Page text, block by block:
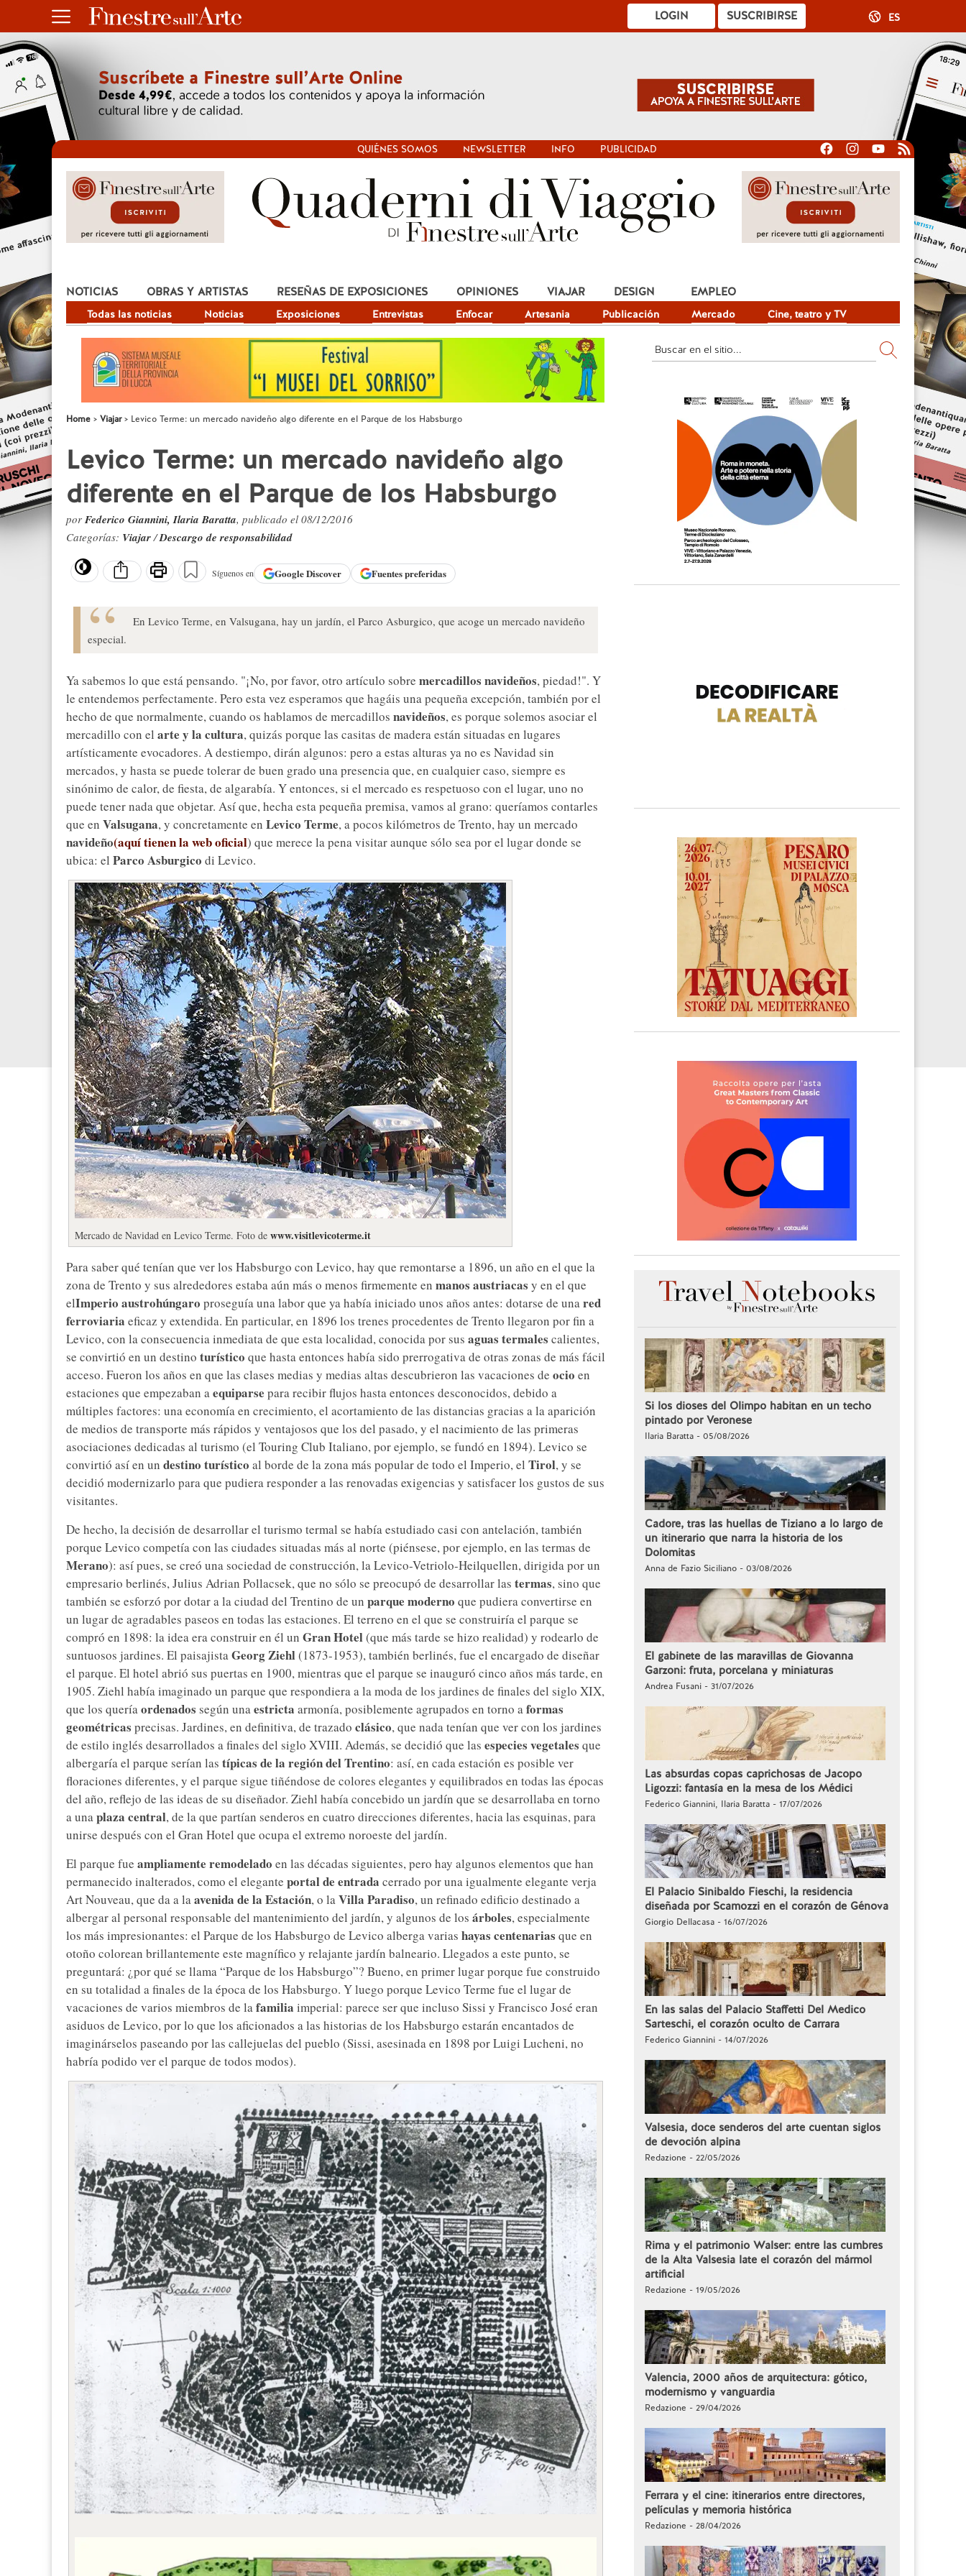
SUSCRIBIRSE
LOGIN ES
QUIÉNES SOMOS NEWSLETTER INFO PUBLICIDAD
NOTICIAS
Todas las noticias Noticias Exposiciones Entrevistas Enfocar Artesania Publicación Mercado Cine, teatro y TV
OBRAS Y ARTISTAS RESEÑAS DE EXPOSICIONES OPINIONES VIAJAR DESIGN EMPLEO
Home Viajar Levico Terme: un mercado navideño algo diferente en el Parque de los Habsburgo
Levico Terme: un mercado navideño algo
diferente en el Parque de los Habsburgo
por Federico Giannini, Ilaria Baratta, publicado el 08/12/2016
Categorías: Viajar/Descargo de responsabilidad
Síguenos en GoogleDiscover Fuentes preferidas
En Levico Terme, en Valsugana, hay un jardín, el Parco Asburgico, que acoge un mercado navideño
especial.
Ya sabemos lo que está pensando. "¡No, por favor, otro artículo sobre mercadillos navideños, piedad!". Y
le entendemos perfectamente. Pero esta vez esperamos que hagáis una pequeña excepción, también por el
hecho de que normalmente, cuando os hablamos de mercadillos navideños, es porque solemos asociar el
mercadillo con el arte y la cultura, quizás porque las casitas de madera están situadas en lugares
artísticamente evocadores. A destiempo, dirán algunos: pero a estas alturas ya no es Navidad sin
mercados, y hasta se puede tolerar de buen grado una presencia que, en cualquier caso, siempre es
sinónimo de calor, de fiesta, de algarabía. Y entonces, si el mercado es respetuoso con el lugar, uno no
puede tener nada que objetar. Así que, hecha esta pequeña premisa, vamos al grano: queríamos contarles
que en Valsugana, y concretamente en Levico Terme, a pocos kilómetros de Trento, hay un mercado
navideño(aquí tienen la web oficial) que merece la pena visitar aunque sólo sea por el lugar donde se
ubica: el Parco Asburgico di Levico.
Mercado de Navidad en Levico Terme. Foto de www.visitlevicoterme.it
Para saber qué tenían que ver los Habsburgo con Levico, hay que remontarse a 1896, un año en el que la
zona de Trento y sus alrededores estaba aún más o menos firmemente en manos austriacas y en el que
elImperio austrohúngaro proseguía una labor que ya había iniciado unos años antes: dotarse de unared
ferroviaria eficaz y extendida. En particular, en 1896 los trenes procedentes de Trento llegaron por fin a
Levico, con la consecuencia inmediata de que esta localidad, conocida por sus aguas termales calientes,
se convirtió en un destino turístico que hasta entonces había sido prerrogativa de otras zonas de más fácil
acceso. Fueron los años en que las clases medias y medias altas descubrieron las vacaciones de ocio en
estaciones que empezaban aequiparse para recibir flujos hasta entonces desconocidos, debido a
múltiples factores: una economía en crecimiento, el acortamiento de las distancias gracias a la aparición
de medios de transporte más rápidos y ventajosos que los del pasado, y el nacimiento de las primeras
asociaciones dedicadas al turismo (el Touring Club Italiano, por ejemplo, se fundó en 1894). Levico se
convirtió así en un destino turístico al borde de la zona más popular de todo el Imperio, el Tirol, y se
decidió modernizarlo para que pudiera responder a las renovadas exigencias y satisfacer los gustos de sus
visitantes.
De hecho, la decisión de desarrollar el turismo termal se había estudiado casi con antelación, también
porque Levico competía con las ciudades situadas más al norte (piénsese, por ejemplo, en las termas de
Merano): así pues, se creó una sociedad de construcción, la Levico-Vetriolo-Heilquellen, dirigida por un
empresario berlinés, Julius Adrian Pollacsek, que no sólo se preocupó de desarrollar las termas, sino que
también se esforzó por dotar a la ciudad del Trentino de un parque moderno que pudiera convertirse en
un lugar de agradables paseos en todas las estaciones. El terreno en el que se construiría el parque se
compró en 1898: la idea era construir en él un Gran Hotel(que más tarde se hizo realidad) y rodearlo de
suntuosos jardines. El paisajistaGeorg Ziehl(1873-1953), también berlinés, fue el encargado de diseñar
el parque. El hotel abrió sus puertas en 1900, mientras que el parque se inauguró cinco años más tarde, en
1905. Ziehl había imaginado un parque que respondiera a la moda de los jardines de finales del siglo XIX,
que los queríaordenados según unaestricta armonía, posiblemente agrupados en torno aformas
geométricas precisas. Jardines, en definitiva, de trazado clásico, que nada tenían que ver con los jardines
de estilo inglés desarrollados a finales del siglo XVIII. Además, se decidió que las especies vegetales que
albergaría el parque serían las típicas de la región del Trentino: así, en cada estación es posible ver
floraciones diferentes, y el parque sigue tiñéndose de colores elegantes y equilibrados en todas las épocas
del año, reflejo de las ideas de su diseñador. Ziehl había concebido un jardín que se desarrollaba en torno
a unaplaza central, de la que partían senderos en cuatro direcciones diferentes, hacia las esquinas, para
unirse después con el Gran Hotel que ocupa el extremo noroeste del jardín.
El parque fue ampliamente remodelado en las décadas siguientes, pero hay algunos elementos que han
permanecido inalterados, como el elegante portal de entrada cerrado por una igualmente elegante verja
Art Nouveau, que da a laavenida de la Estación, o laVilla Paradiso, un refinado edificio destinado a
albergar al personal responsable del mantenimiento del jardín, y algunos de los árboles, especialmente
los más impresionantes: el Parque de los Habsburgo de Levico alberga varias hayas centenarias que en
otoño colorean brillantemente este magnífico y relajante jardín balneario. Llegados a este punto, se
preguntará: ¿por qué se llama “Parque de los Habsburgo”? Bueno, en primer lugar porque fue construido
en su totalidad a finales de la época de los Habsburgo. Y luego porque Levico Terme fue el lugar de
vacaciones de varios miembros de lafamilia imperial: parece ser que incluso Sissi y Francisco José eran
asiduos de Levico, por lo que los aficionados a las historias de los Habsburgo estarán encantados de
imaginárselos paseando por las callejuelas del pueblo (Sissi, asesinada en 1898 por Luigi Lucheni, no
habría podido ver el parque de todos modos).
Si los dioses del Olimpo habitan en un techo
pintado por Veronese
Ilaria Baratta - 05/08/2026
Cadore, tras las huellas de Tiziano a lo largo de
un itinerario que narra la historia de los
Dolomitas
Anna de Fazio Siciliano - 03/08/2026
El gabinete de las maravillas de Giovanna
Garzoni: fruta, porcelana y miniaturas
Andrea Fusani - 31/07/2026
Las absurdas copas caprichosas de Jacopo
Ligozzi: fantasía en la mesa de los Médici
Federico Giannini, Ilaria Baratta - 17/07/2026
El Palacio Sinibaldo Fieschi, la residencia
diseñada por Scamozzi en el corazón de Génova
Giorgio Dellacasa - 16/07/2026
En las salas del Palacio Staffetti Del Medico
Sarteschi, el corazón oculto de Carrara
Federico Giannini - 14/07/2026
Valsesia, doce senderos del arte cuentan siglos
de devoción alpina
Redazione - 22/05/2026
Rima y el patrimonio Walser: entre las cumbres
de la Alta Valsesia late el corazón del mármol
artificial
Redazione - 19/05/2026
Valencia, 2000 años de arquitectura: gótico,
modernismo y vanguardia
Redazione - 29/04/2026
Ferrara y el cine: itinerarios entre directores,
películas y memoria histórica
Redazione - 28/04/2026